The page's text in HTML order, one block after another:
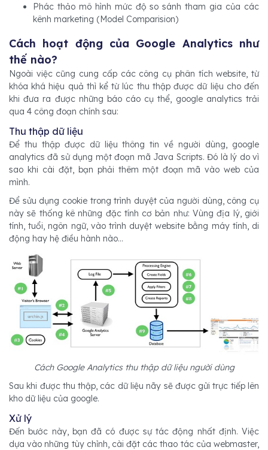
Phác thảo mô hình mức độ so sánh tham gia của các
kênh marketing (Model Comparision)
Cách hoạt động của Google Analytics như
thế nào?
Ngoài việc cũng cung cấp các công cụ phân tích website, từ
khóa khá hiệu quả thì kể từ lúc thu thập được dữ liệu cho đến
khi đưa ra được những báo cáo cụ thể, google analytics trải
qua 4 công đoạn chính sau:
Thu thập dữ liệu
Để thu thập được dữ liệu thông tin về người dùng, google
analytics đã sử dụng một đoạn mã Java Scripts. Đó là lý do vì
sao khi cài đặt, bạn phải thêm một đoạn mã vào web của
mình.
Để sửu dụng cookie trong trình duyệt của người dùng, công cụ
này sẽ thống kê những đặc tính cơ bản như: Vùng địa lý, giới
tính, tuổi, ngôn ngữ, vào trình duyệt website bằng máy tính, di
động hay hệ điều hành nào...
Cách Google Analytics thu thập dữ liệu người dùng
Sau khi được thu thập, các dữ liệu nãy sẽ được gửi trực tiếp lên
kho dữ liệu của google.
Xử lý
Đến bước này, bạn đã có được sự tác động nhất định. Việc
dựa vào những tùy chỉnh, cài đặt các thao tác của webmaster,